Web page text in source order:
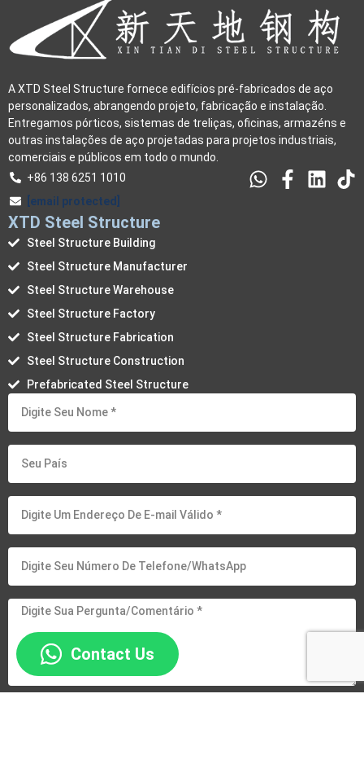
A XTD Steel Structure fornece edifícios pré-fabricados de aço
personalizados, abrangendo projeto, fabricação e instalação.
Entregamos pórticos, sistemas de treliças, oficinas, armazéns e
outras instalações de aço projetadas para projetos industriais,
comerciais e públicos em todo o mundo.
+86 138 6251 1010
[email protected]
XTD Steel Structure
Steel Structure Building
Steel Structure Manufacturer
Steel Structure Warehouse
Steel Structure Factory
Steel Structure Fabrication
Steel Structure Construction
Prefabricated Steel Structure
Contact Us